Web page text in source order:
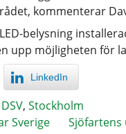
kommenterar
belysning
upp möjligheten för
LinkedIn
DSV, Stockholm
Sverige
Sjöfartens